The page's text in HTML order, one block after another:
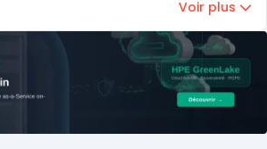
accrue et une réduction des coûts.
Voir plus